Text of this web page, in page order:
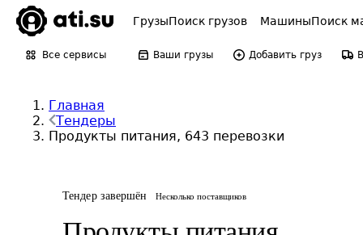
ГрузыПоиск грузов МашиныПоиск
Все сервисы Ваши грузы Добавить груз
Главная
Тендеры
Продукты питания, 643 перевозки
Тендер завершён Несколько поставщиков